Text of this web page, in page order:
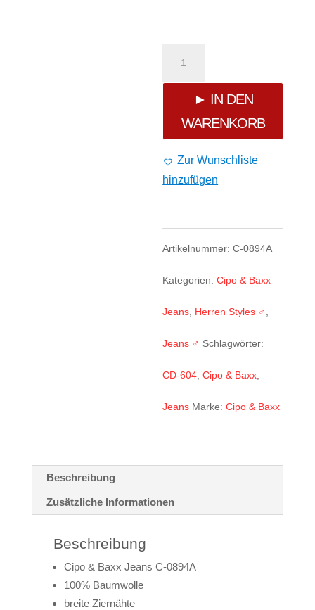
Cipo
Baxx
Jeans
C-
Menge
► IN DEN
WARENKORB
Zur Wunschliste
hinzufügen
Artikelnummer:C-0894A
Kategorien:Cipo & Baxx
Jeans Herren Styles ♂
Jeans ♂ Schlagwörter:
CD-604 ,Cipo & Baxx
Jeans Marke:Cipo & Baxx
Beschreibung
Zusätzliche Informationen
Beschreibung
Cipo & Baxx Jeans C-0894A
100% Baumwolle
breite Ziernähte